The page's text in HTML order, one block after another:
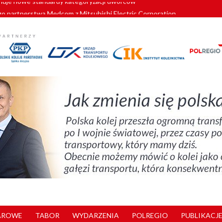
partnerstwa Medcom z Mitsubishi Electric Corporation
znów szuka dostawcy nowych EZT
kolejowych w północnej Wielkopolsce. Łatwiejsze dojazdy do pracy i
nowe standardy kategoryzacji dworców
TABOR WYDARZENIA POLREGIO